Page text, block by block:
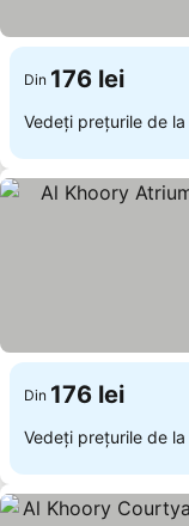
Din 176 lei
Vedeți prețurile de la
Din 176 lei
Vedeți prețurile de la